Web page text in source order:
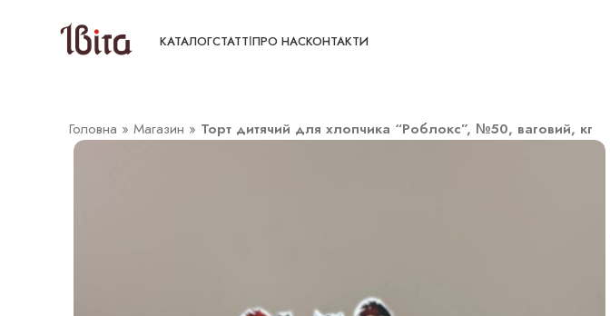
КАТАЛОГСТАТТІПРО НАСКОНТАКТИ
Головна » Магазин » Торт дитячий для хлопчика “Роблокс”, №50, ваговий, кг